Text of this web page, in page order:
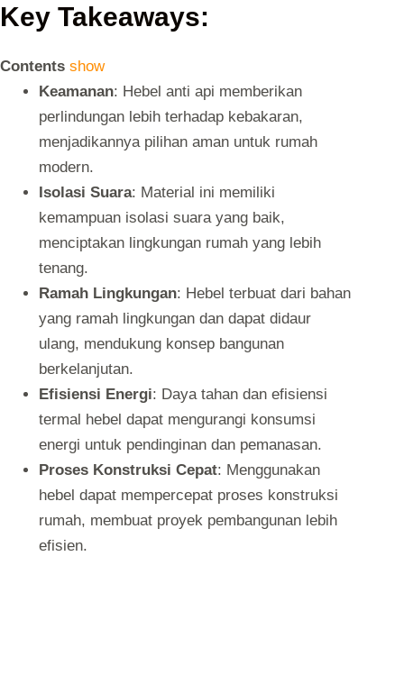
Key Takeaways:
Contents show
Keamanan: Hebel anti api memberikan
perlindungan lebih terhadap kebakaran,
menjadikannya pilihan aman untuk rumah
modern.
Isolasi Suara: Material ini memiliki
kemampuan isolasi suara yang baik,
menciptakan lingkungan rumah yang lebih
tenang.
Ramah Lingkungan: Hebel terbuat dari bahan
yang ramah lingkungan dan dapat didaur
ulang, mendukung konsep bangunan
berkelanjutan.
Efisiensi Energi: Daya tahan dan efisiensi
termal hebel dapat mengurangi konsumsi
energi untuk pendinginan dan pemanasan.
Proses Konstruksi Cepat: Menggunakan
hebel dapat mempercepat proses konstruksi
rumah, membuat proyek pembangunan lebih
efisien.